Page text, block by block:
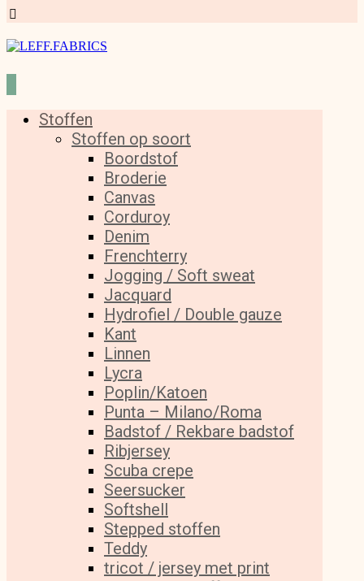
Stoffen
Stoffen op soort
Boordstof
Broderie
Canvas
Corduroy
Denim
Frenchterry
Jogging / Soft sweat
Jacquard
Hydrofiel / Double gauze
Kant
Linnen
Lycra
Poplin/Katoen
Punta – Milano/Roma
Badstof / Rekbare badstof
Ribjersey
Scuba crepe
Seersucker
Softshell
Stepped stoffen
Teddy
tricot / jersey met print